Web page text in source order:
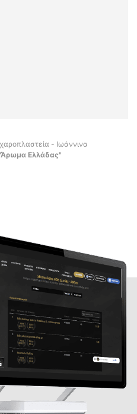
- Ιωάννινα
Ελλάδας"